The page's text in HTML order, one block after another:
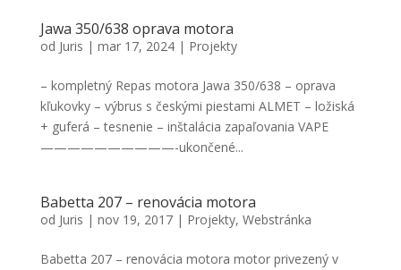
Jawa 350/638 oprava motora
od Juris | mar 17, 2024| Projekty
– kompletný Repas motora Jawa 350/638 – oprava
kľukovky – výbrus s českými piestami ALMET – ložiská
+ guferá – tesnenie – inštalácia zapaľovania VAPE
——————————-ukončené...
Babetta 207 – renovácia motora
od Juris | nov 19, 2017| Projekty, Webstránka
Babetta 207 – renovácia motora motor privezený v
cookie nie
sú voliteľné.
Sú potrebné
fungovanie
webovej
stránky.
Aby sme
mohli
funkčnosť